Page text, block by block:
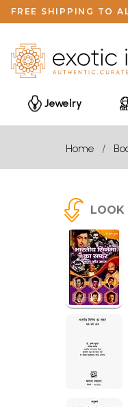
FREE SHIPPING TO
Jewelry
Home
LOOK